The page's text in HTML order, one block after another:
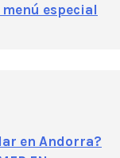
especial
en Andorra?